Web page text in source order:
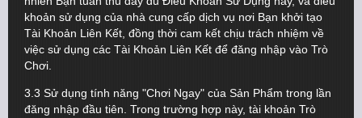
khoản sử dụng của nhà cung cấp dịch vụ nơi Bạn khởi tạo
Tài Khoản Liên Kết, đồng thời cam kết chịu trách nhiệm về
việc sử dụng các Tài Khoản Liên Kết để đăng nhập vào Trò
Chơi.
3.3 Sử dụng tính năng "Chơi Ngay" của Sản Phẩm trong lần
đăng nhập đầu tiên. Trong trường hợp này, tài khoản Trò